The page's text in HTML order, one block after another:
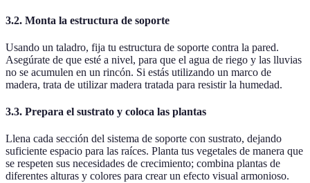
3.2. Monta la estructura de soporte
Usando un taladro, fija tu estructura de soporte contra la pared.
Asegúrate de que esté a nivel, para que el agua de riego y las lluvias
no se acumulen en un rincón. Si estás utilizando un marco de
madera, trata de utilizar madera tratada para resistir la humedad.
3.3. Prepara el sustrato y coloca las plantas
Llena cada sección del sistema de soporte con sustrato, dejando
suficiente espacio para las raíces. Planta tus vegetales de manera que
se respeten sus necesidades de crecimiento; combina plantas de
diferentes alturas y colores para crear un efecto visual armonioso.